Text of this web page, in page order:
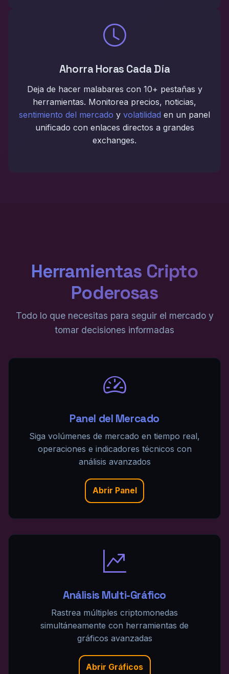
Ahorra Horas Cada Día
Deja de hacer malabares con 10+ pestañas y
herramientas. Monitorea precios, noticias,
sentimiento del mercado y volatilidad en un panel
unificado con enlaces directos a grandes
exchanges.
Herramientas Cripto
Poderosas
Todo lo que necesitas para seguir el mercado y
tomar decisiones informadas
Panel del Mercado
Siga volúmenes de mercado en tiempo real,
operaciones e indicadores técnicos con
análisis avanzados
Abrir Panel
Análisis Multi-Gráfico
Rastrea múltiples criptomonedas
simultáneamente con herramientas de
gráficos avanzadas
Abrir Gráficos